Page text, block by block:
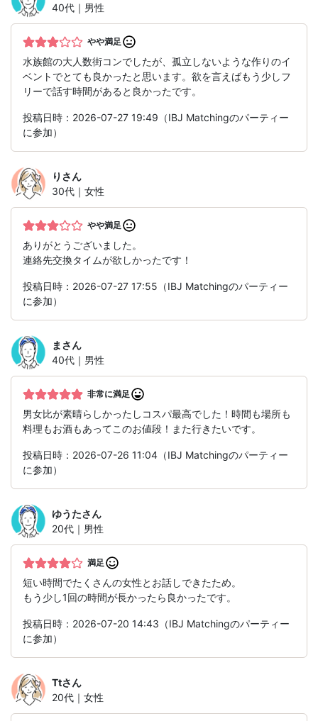
40代｜男性
やや満足
水族館の大人数街コンでしたが、孤立しないような作りのイ
ベントでとても良かったと思います。欲を言えばもう少しフ
リーで話す時間があると良かったです。
投稿日時：2026-07-27 19:49（IBJ Matchingのパーティー
に参加）
り さん
30代｜女性
やや満足
ありがとうございました。
連絡先交換タイムが欲しかったです！
投稿日時：2026-07-27 17:55（IBJ Matchingのパーティー
に参加）
ま さん
40代｜男性
非常に満足
男女比が素晴らしかったしコスパ最高でした！時間も場所も
料理もお酒もあってこのお値段！また行きたいです。
投稿日時：2026-07-26 11:04（IBJ Matchingのパーティー
に参加）
ゆうたさん
20代｜男性
満足
短い時間でたくさんの女性とお話しできたため。
もう少し1回の時間が長かったら良かったです。
投稿日時：2026-07-20 14:43（IBJ Matchingのパーティー
に参加）
Ttさん
20代｜女性